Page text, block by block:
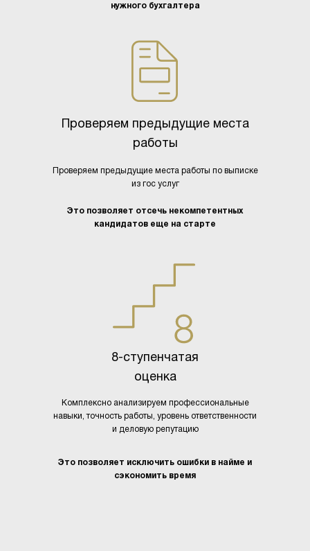
нужного бухгалтера
Проверяем предыдущие места
работы
Проверяем предыдущие места работы по выписке
из гос услуг
Это позволяет отсечь некомпетентных
кандидатов еще на старте
8-ступенчатая
оценка
Комплексно анализируем профессиональные
навыки, точность работы, уровень ответственности
и деловую репутацию
Это позволяет исключить ошибки в найме и
сэкономить время